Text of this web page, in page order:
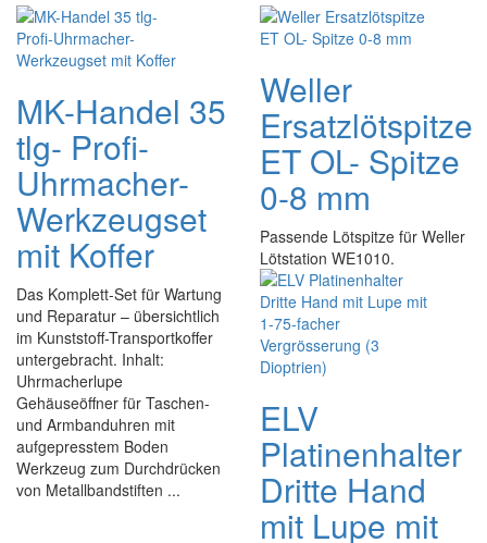
MK-Handel 35
tlg- Profi-
Uhrmacher-
Werkzeugset
mit Koffer
Das Komplett-Set für Wartung
und Reparatur – übersichtlich
im Kunststoff-Transportkoffer
untergebracht. Inhalt:
Uhrmacherlupe
Gehäuseöffner für Taschen-
und Armbanduhren mit
aufgepresstem Boden
Werkzeug zum Durchdrücken
von Metallbandstiften ...
Weller
Ersatzlötspitze
ET OL- Spitze
0-8 mm
Passende Lötspitze für Weller
Lötstation WE1010.
ELV
Platinenhalter
Dritte Hand
mit Lupe mit